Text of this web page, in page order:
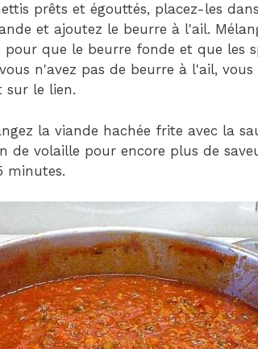
prêts et égouttés, placez-les
et ajoutez le beurre à l'ail.
que le beurre fonde et que les
n'avez pas de beurre à l'ail,
sur le lien.
la viande hachée frite avec la
de volaille pour encore plus de
minutes.